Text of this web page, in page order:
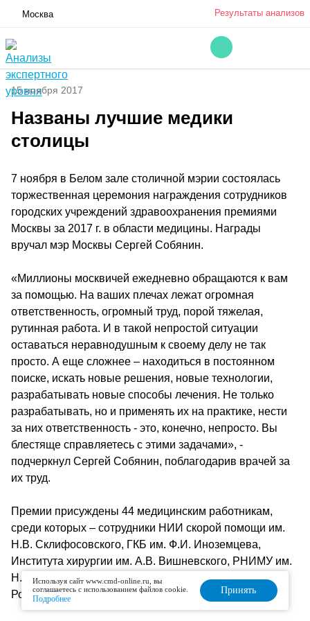
Москва Результаты анализов
15 ноября 2017
Названы лучшие медики
столицы
7 ноября в Белом зале столичной мэрии состоялась
торжественная церемония награждения сотрудников
городских учреждений здравоохранения премиями
Москвы за 2017 г. в области медицины. Награды
вручал мэр Москвы Сергей Собянин.
«Миллионы москвичей ежедневно обращаются к вам
за помощью. На ваших плечах лежат огромная
ответственность, огромный труд, порой тяжелая,
рутинная работа. И в такой непростой ситуации
оставаться неравнодушным к своему делу не так
просто. А еще сложнее – находиться в постоянном
поиске, искать новые решения, новые технологии,
разрабатывать новые способы лечения. Не только
разрабатывать, но и применять их на практике, нести
за них ответственность - это, конечно, непросто. Вы
блестяще справляетесь с этими задачами», -
подчеркнул Сергей Собянин, поблагодарив врачей за
их труд.
Премии присуждены 44 медицинским работникам,
среди которых – сотрудники НИИ скорой помощи им.
Н.В. Склифосовского, ГКБ им. Ф.И. Иноземцева,
Института хирургии им. А.В. Вишневского, РНИМУ им.
Н.И. Пирогова, ЦНИИ эпидемиологии
Роспотребнадзора и многие другие.
Используя сайт www.cmd-online.ru, вы
соглашаетесь с использованием файлов cookie.
Подробнее
Принять